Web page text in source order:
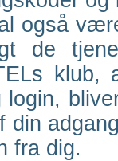
også
de
klub,
login,
din
fra dig.